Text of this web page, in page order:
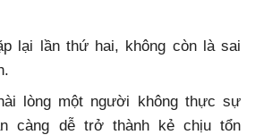
lại lần thứ hai, không còn là sai
lòng một người không thực sự
càng dễ trở thành kẻ chịu tổn